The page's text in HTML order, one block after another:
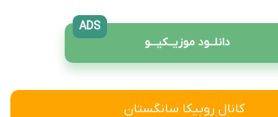
دانلــود موزیــکیـــو
ADS
کانال روبیکا سانگستان